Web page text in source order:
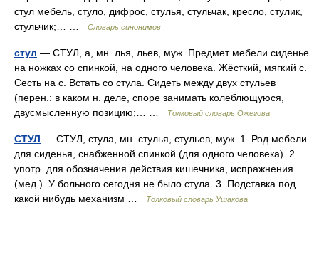
стул мебель, стуло, дифрос, стулья, стульчак, кресло, стулик,
стульчик;… …
Словарь синонимов
стул — СТУЛ, а, мн. лья, льев, муж. Предмет мебели сиденье
на ножках со спинкой, на одного человека. Жёсткий, мягкий с.
Сесть на с. Встать со стула. Сидеть между двух стульев
(перен.: в каком н. деле, споре занимать колеблющуюся,
двусмысленную позицию;… …
Толковый словарь Ожегова
СТУЛ — СТУЛ, стула, мн. стулья, стульев, муж. 1. Род мебели
для сиденья, снабженной спинкой (для одного человека). 2.
употр. для обозначения действия кишечника, испражнения
(мед.). У больного сегодня не было стула. 3. Подставка под
какой нибудь механизм …
Толковый словарь Ушакова